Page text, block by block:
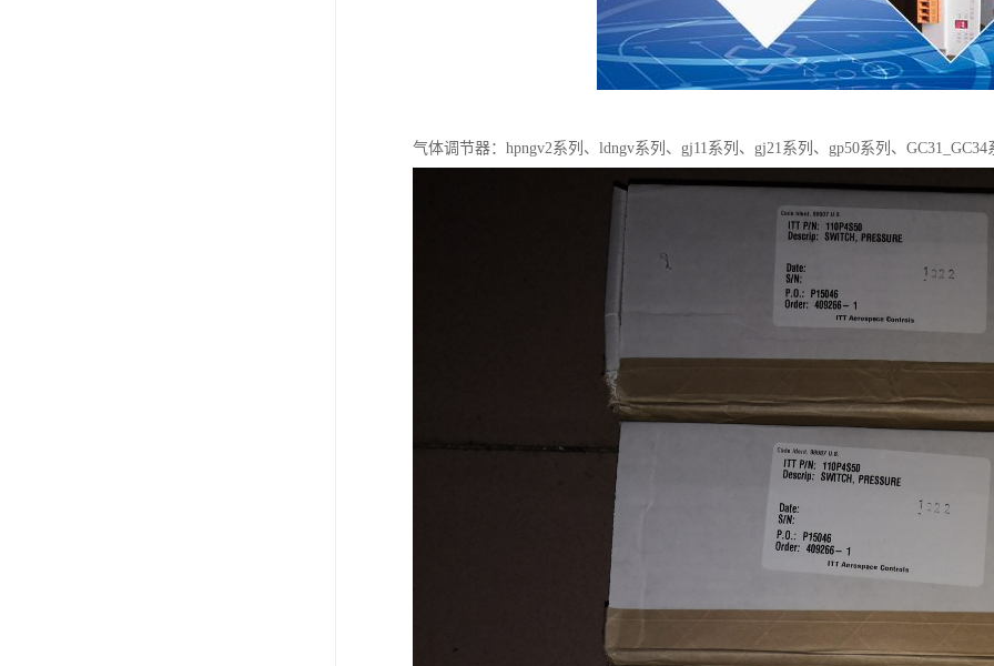
气体调节器：hpngv2系列、ldngv系列、gj11系列、gj21系列、gp50系列、GC31_GC34